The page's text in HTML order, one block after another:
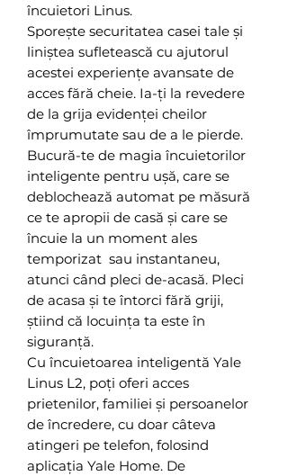
încuietori Linus.
Sporește securitatea casei tale și
liniștea sufletească cu ajutorul
acestei experiențe avansate de
acces fără cheie. Ia-ți la revedere
de la grija evidenței cheilor
împrumutate sau de a le pierde.
Bucură-te de magia încuietorilor
inteligente pentru ușă, care se
deblochează automat pe măsură
ce te apropii de casă și care se
încuie la un moment ales
temporizat sau instantaneu,
atunci când pleci de-acasă. Pleci
de acasa și te întorci fără griji,
știind că locuința ta este în
siguranță.
Cu încuietoarea inteligentă Yale
Linus L2, poți oferi acces
prietenilor, familiei și persoanelor
de încredere, cu doar câteva
atingeri pe telefon, folosind
aplicația Yale Home. De